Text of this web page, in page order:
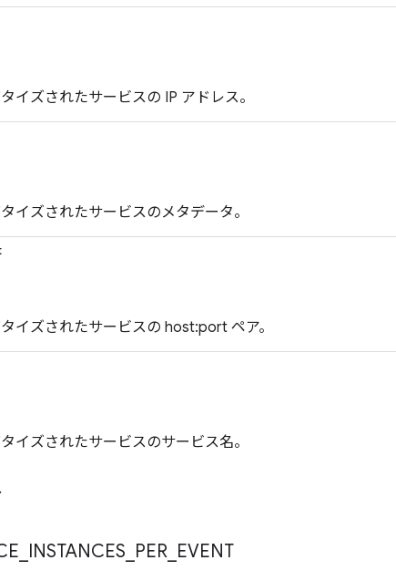
イズされたサービスの IP アドレス。
イズされたサービスのメタデータ。
イズされたサービスの host:port ペア。
イズされたサービスのサービス名。
INSTANCES PER EVENT